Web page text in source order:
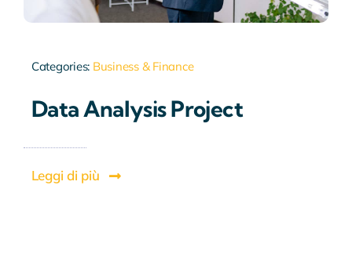
Categories: Business & Finance
Data Analysis Project
Leggi di più